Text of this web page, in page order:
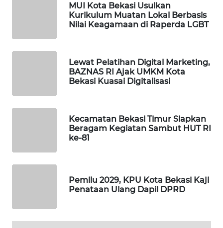
MUI Kota Bekasi Usulkan
Kurikulum Muatan Lokal Berbasis
Nilai Keagamaan di Raperda LGBT
Lewat Pelatihan Digital Marketing,
BAZNAS RI Ajak UMKM Kota
Bekasi Kuasai Digitalisasi
Kecamatan Bekasi Timur Siapkan
Beragam Kegiatan Sambut HUT RI
ke-81
Pemilu 2029, KPU Kota Bekasi Kaji
Penataan Ulang Dapil DPRD
NEWS
MARITIM